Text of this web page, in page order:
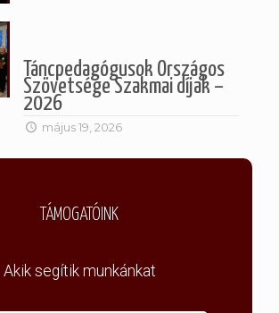
Táncpedagógusok Országos
Szövetsége Szakmai díjak –
2026
május 19, 2026
TÁMOGATÓINK
Akik segítik munkánkat